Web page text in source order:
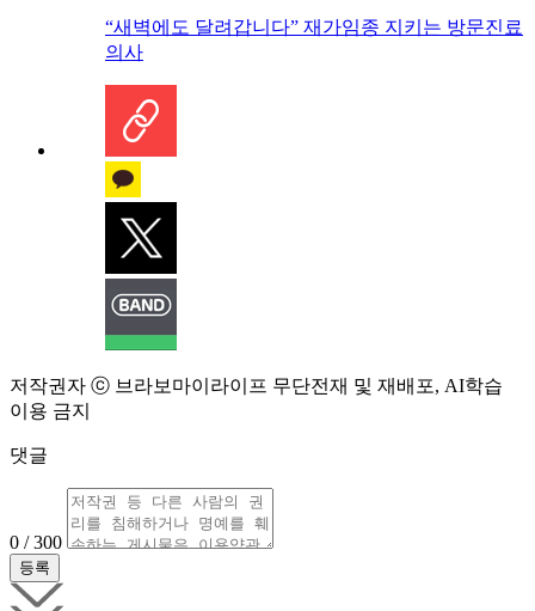
“새벽에도 달려갑니다” 재가임종 지키는 방문진료
의사
저작권자 ⓒ 브라보마이라이프 무단전재 및 재배포, AI학습
이용 금지
댓글
0 / 300